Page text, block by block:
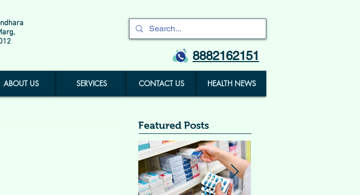
8882162151
ABOUT US SERVICES CONTACT US HEALTH NEWS
Featured Posts